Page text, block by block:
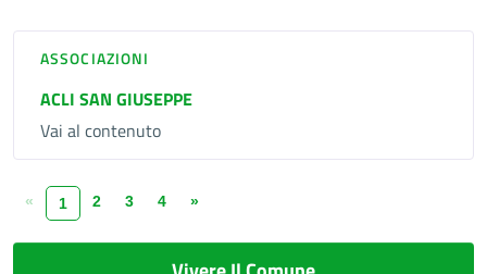
ASSOCIAZIONI
ACLI SAN GIUSEPPE
Vai al contenuto
« 1 2 3 4 »